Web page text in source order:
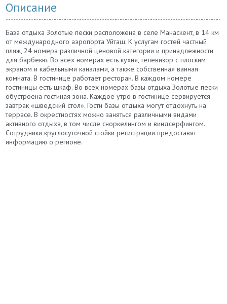
Описание
База отдыха Золотые пески расположена в селе Манаскент, в 14 км
от международного аэропорта Уйташ. К услугам гостей частный
пляж, 24 номера различной ценовой категории и принадлежности
для барбекю. Во всех номерах есть кухня, телевизор с плоским
экраном и кабельными каналами, а также собственная ванная
комната. В гостинице работает ресторан. В каждом номере
гостиницы есть шкаф. Во всех номерах базы отдыха Золотые пески
обустроена гостиная зона. Каждое утро в гостинице сервируется
завтрак «шведский стол». Гости базы отдыха могут отдохнуть на
террасе. В окрестностях можно заняться различными видами
активного отдыха, в том числе сноркелингом и виндсерфингом.
Сотрудники круглосуточной стойки регистрации предоставят
информацию о регионе.